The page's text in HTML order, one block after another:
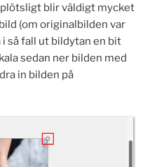
blir väldigt mycket
(om originalbilden var
så fall ut bildytan en bit
sedan ner bilden med
in bilden på